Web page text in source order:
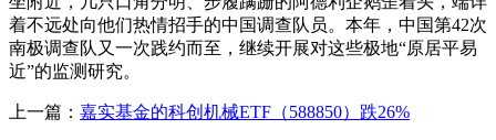
着不远处向他们热情招手的中国调查队员。本年，中国第42次
南极调查队又一次践约而至，继续开展对这些极地“原居平易
近”的监测研究。
上一篇： 嘉实基金的科创机械ETF（588850）跌26%